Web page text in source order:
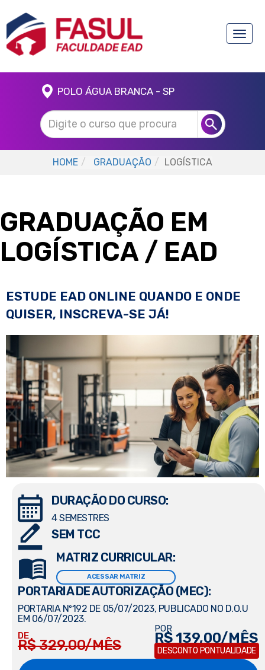
Toggle
POLO ÁGUA BRANCA - SP
HOME GRADUAÇÃO LOGÍSTICA
GRADUAÇÃO EM
LOGÍSTICA / EAD
ESTUDE EAD ONLINE QUANDO E ONDE
QUISER, INSCREVA-SE JÁ!
DURAÇÃO DO CURSO:
4 SEMESTRES
SEM TCC
MATRIZ CURRICULAR:
ACESSAR MATRIZ
PORTARIA DE AUTORIZAÇÃO (MEC):
PORTARIA Nº192 DE 05/07/2023, PUBLICADO NO D.O.U
EM 06/07/2023.
DE
R$ 329,00/MÊS
POR
R$ 139,00/MÊS
DESCONTO PONTUALIDADE